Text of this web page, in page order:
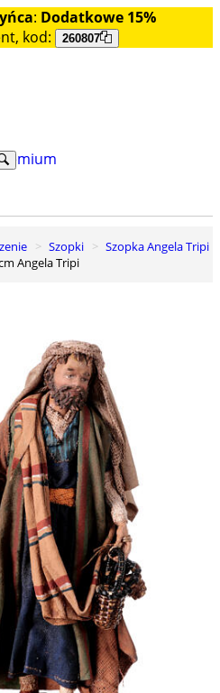
: Dodatkowe 15%
kod: 260807
Szopki
Szopka Angela Tripi
Angela Tripi